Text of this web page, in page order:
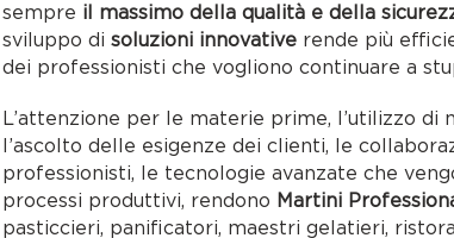
sempre il massimo della qualità e della
sviluppo di soluzioni innovative rende più
dei professionisti che vogliono continuare a
L’attenzione per le materie prime, l’utilizzo di
l’ascolto delle esigenze dei clienti, le
professionisti, le tecnologie avanzate che
processi produttivi, rendono Martini
pasticcieri, panificatori, maestri gelatieri,